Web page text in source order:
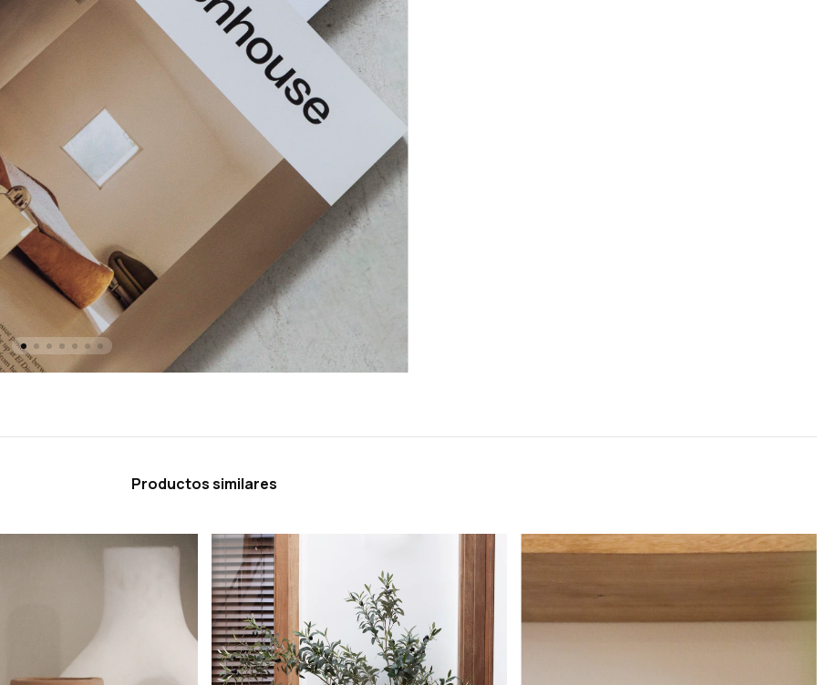
Productos similares